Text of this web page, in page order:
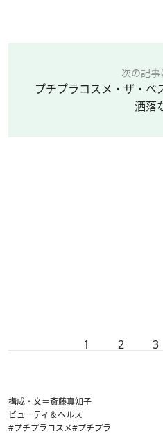
次の記事
プチプラコスメ・ザ・ベ
洒落
1 2 3
構成・文＝斎藤真知子
ビューティ＆ヘルス
#プチプラコスメ#プチプラ